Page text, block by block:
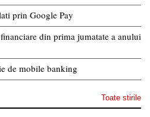
prin Google Pay
din prima jumatate a anului
de mobile banking
Toate stirile